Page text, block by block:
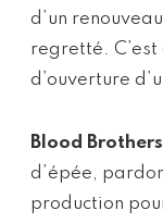
d’un
regretté.
d’ouverture
Blood Brothers
d’épée,
production